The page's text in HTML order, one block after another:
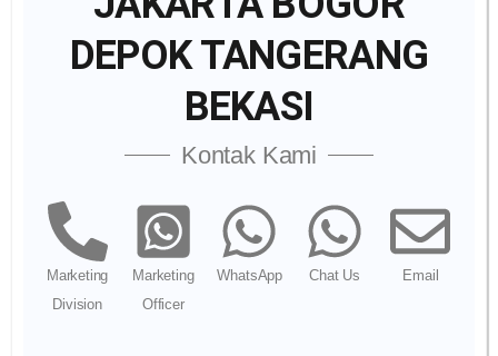
DEPOK TANGERANG
BEKASI
Kontak Kami
Marketing
Division
Marketing
Officer
WhatsApp Chat Us Email